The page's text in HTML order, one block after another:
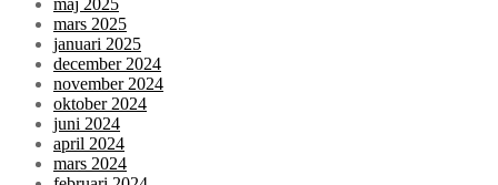
mars 2025
januari 2025
december 2024
november 2024
oktober 2024
juni 2024
april 2024
mars 2024